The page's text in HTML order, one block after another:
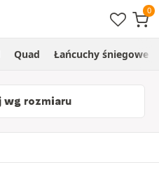
Quad Łańcuchy śniegowe
wg rozmiaru